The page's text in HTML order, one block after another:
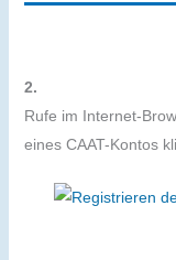
2.
Rufe im Internet-
eines CAAT-Kontos